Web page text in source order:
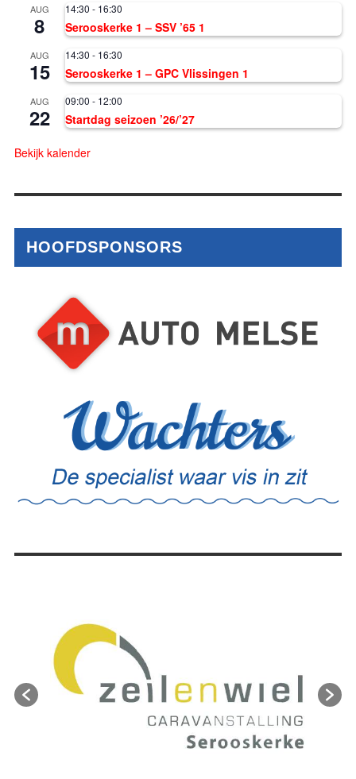
AUG
8
14:30 - 16:30
Serooskerke 1 – SSV ’65 1
AUG
15
14:30 - 16:30
Serooskerke 1 – GPC Vlissingen 1
AUG
22
09:00 - 12:00
Startdag seizoen ’26/’27
Bekijk kalender
HOOFDSPONSORS